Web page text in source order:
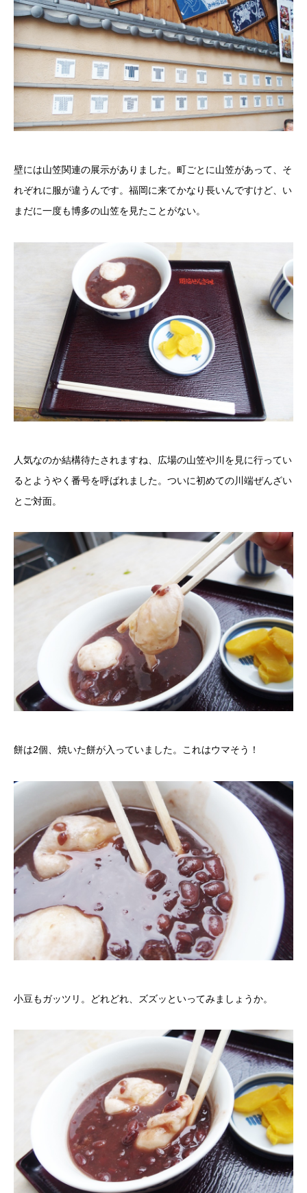
壁には山笠関連の展示がありました。町ごとに山笠があって、そ
れぞれに服が違うんです。福岡に来てかなり長いんですけど、い
まだに一度も博多の山笠を見たことがない。
人気なのか結構待たされますね、広場の山笠や川を見に行ってい
るとようやく番号を呼ばれました。ついに初めての川端ぜんざい
とご対面。
餅は2個、焼いた餅が入っていました。これはウマそう！
小豆もガッツリ。どれどれ、ズズッといってみましょうか。